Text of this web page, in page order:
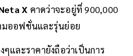
X คาดว่าจะอยู่ที่ 900,000
มออฟชั่นและรุ่นย่อย
และราคายังถือว่าเป็นการ